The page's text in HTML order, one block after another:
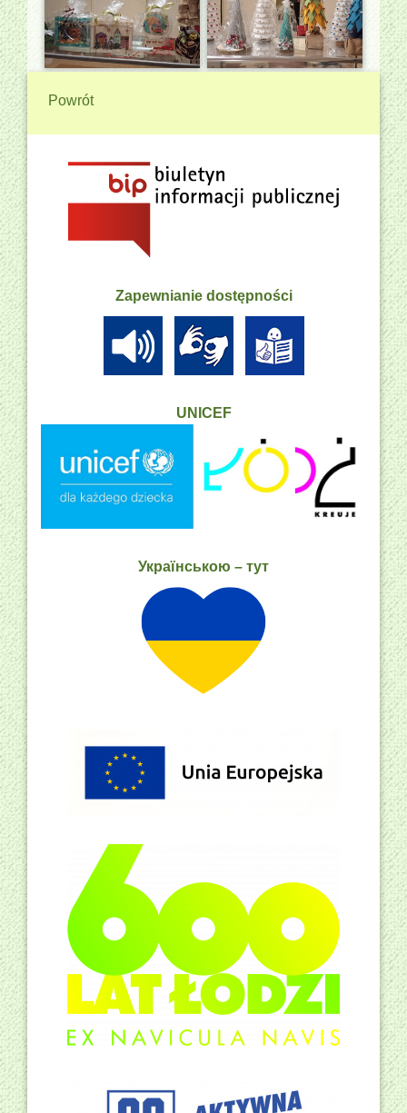
Powrót
Zapewnianie dostępności
UNICEF
Українською – тут